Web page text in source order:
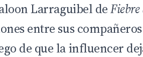
Larraguibel de
entre sus
de que la influencer